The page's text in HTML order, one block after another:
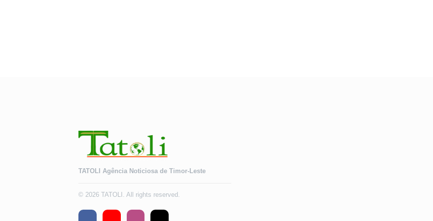
TATOLI Agência Noticiosa de Timor-Leste
© 2026 TATOLI. All rights reserved.